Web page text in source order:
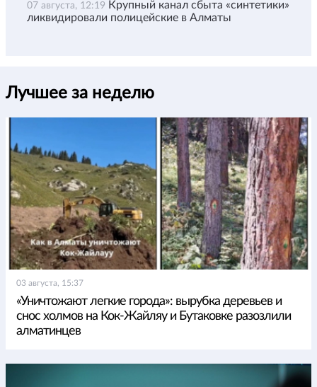
07 августа, 12:19 Крупный канал сбыта «синтетики»
ликвидировали полицейские в Алматы
Лучшее за неделю
03 августа, 15:37
«Уничтожают легкие города»: вырубка деревьев и
снос холмов на Кок-Жайляу и Бутаковке разозлили
алматинцев